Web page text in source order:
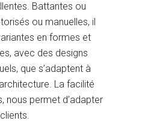
Battantes ou
ou manuelles, il
en formes et
avec des designs
que s’adaptent à
La facilité
nous permet d’adapter